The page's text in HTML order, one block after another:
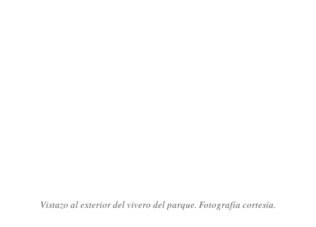
Vistazo al exterior del vivero del parque. Fotografía cortesía.